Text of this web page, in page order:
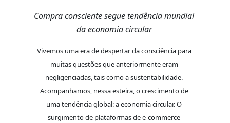
Compra consciente segue tendência mundial
da economia circular
Vivemos uma era de despertar da consciência para
muitas questões que anteriormente eram
negligenciadas, tais como a sustentabilidade.
Acompanhamos, nessa esteira, o crescimento de
uma tendência global: a economia circular. O
surgimento de plataformas de e-commerce